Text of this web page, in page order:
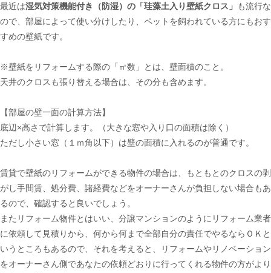
最近は湿気対策機能付き（防湿）の「珪藻土入り壁紙クロス」 も流行な
ので、部屋によって使い分けしたり、ペットを飼われている方にもおす
すめの壁紙です。
※壁紙をリフォームする際の「㎡数」とは、壁面積のこと。
天井のクロスも張り替える場合は、その分も含めます。
【部屋の壁一面の計算方法】
底辺×高さで計算します。（大きな窓や入り口の面積は除く）
ただし小さい窓（１ｍ角以下）は壁の面積に入れるのが普通です。
賃貸で壁紙のリフォームができる物件の場合は、もともとのクロスの剥
がし手間賃、処分費、諸経費などをオーナーさんが負担しない場合もあ
るので、確認すると良いでしょう。
またリフォーム物件とはいい、分譲マンションのようにリフォーム業者
に依頼して見積りから、何から何まで全部自分の責任でやるならＯＫと
いうところもあるので、それを考えると、リフォームやリノベーション
をオーナーさん側であなたの依頼どおりに行ってくれる物件の方がより